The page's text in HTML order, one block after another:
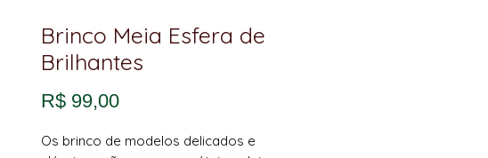
Brinco Meia Esfera de
Brilhantes
R$ 99,00Preço
Os brinco de modelos delicados e